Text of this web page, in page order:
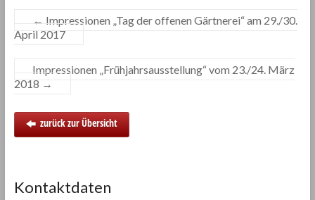
← Impressionen „Tag der offenen Gärtnerei“ am 29./30.
April 2017
Impressionen „Frühjahrsausstellung“ vom 23./24. März
2018 →
zurück zur Übersicht
Kontaktdaten